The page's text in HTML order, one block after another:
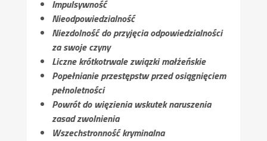
Impulsywność
Nieodpowiedzialność
Niezdolność do przyjęcia odpowiedzialności
za swoje czyny
Liczne krótkotrwale związki małżeńskie
Popełnianie przestępstw przed osiągnięciem
pełnoletności
Powrót do więzienia wskutek naruszenia
zasad zwolnienia
Wszechstronność kryminalna